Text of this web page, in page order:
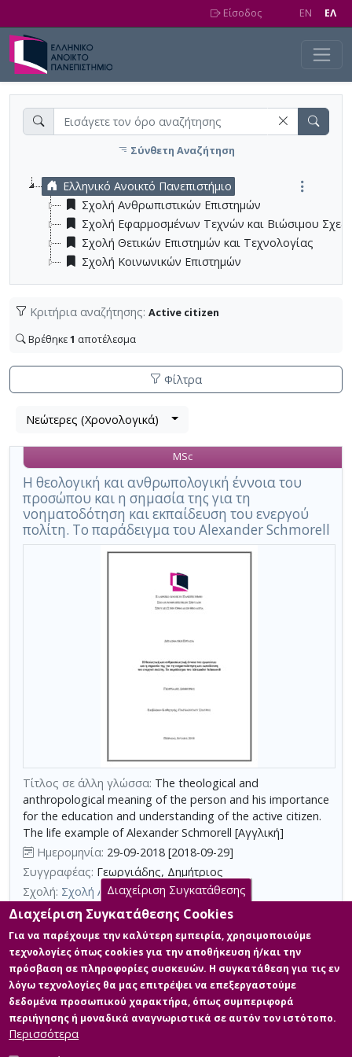
Είσοδος EN EΛ
Σύνθετη Αναζήτηση
Ελληνικό Ανοικτό Πανεπιστήμιο
Σχολή Ανθρωπιστικών Επιστημών
Σχολή Εφαρμοσμένων Τεχνών και Βιώσιμου
Σχολή Θετικών Επιστημών και Τεχνολογίας
Σχολή Κοινωνικών Επιστημών
Κριτήρια αναζήτησης: Active citizen
Βρέθηκε1 αποτέλεσμα
Φίλτρα
Βρέθηκε
αποτέλεσμα
,
σύνολο
σελίδων
1.
κριτηρίων
αναζήτησης
Λίστα
τα
αποτελέσματα
αναζήτησης:
Νεώτερες (Χρονολογικά)
Η θεολογική και ανθρωπολογική έννοια του
προσώπου και η σημασία της για τη
νοηματοδότηση και εκπαίδευση του ενεργού
πολίτη. Το παράδειγμα του Alexander Schmorell
MSc
Τίτλος σε άλλη γλώσσα: The theological and
anthropological meaning of the person and his importance
for the education and understanding of the active citizen.
The life example of Alexander Schmorell [Αγγλική]
Ημερομηνία: 29-09-2018 [2018-09-29]
Συγγραφέας: Γεωργιάδης, Δημήτριος
Σχολή: Σχολή Ανθρωπιστικών Επιστημών
Τμήμα: Σπουδές στην Ορθόδοξη Θεολογία (ΟΡΘ)
Περίληψη (Abstract):
Οι μαθητές και οι μαθήτριες, παιδιά του
σήμερα και πολίτες του αύριο καλούνται καθημερινά να
αντιμετωπίσουν πληθώρα ερεθισμάτων και προκλήσεων. Ο
ξεχωριστός ρόλος του σχολείου, του οικογενειακού
περιβάλλοντος και της Εκκλησίας καθίσταται ιδιαιτέρως
σημαντικός για την εκπαίδευση και διαμόρφωση της κάθε μιας
μοναδικής και ανεπανάληπτης προσωπικότητας του κάθε
μαθητή και μαθήτριας, ώστε να αναπτύξει ...
Διαχείριση Συγκατάθεσης
Διαχείριση Συγκατάθεσης Cookies
Για να παρέχουμε την καλύτερη εμπειρία, χρησιμοποιούμε
τεχνολογίες όπως cookies για την αποθήκευση ή/και την
πρόσβαση σε πληροφορίες συσκευών. Η συγκατάθεση για τις εν
λόγω τεχνολογίες θα μας επιτρέψει να επεξεργαστούμε
δεδομένα προσωπικού χαρακτήρα, όπως συμπεριφορά
περιήγησης ή μοναδικά αναγνωριστικά σε αυτόν τον ιστότοπο.
Περισσότερα